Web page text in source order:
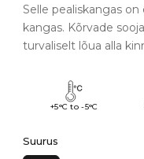
Selle pealiskangas
kangas. Kõrvade
turvaliselt lõua alla
+5°C to -5°C
Suurus